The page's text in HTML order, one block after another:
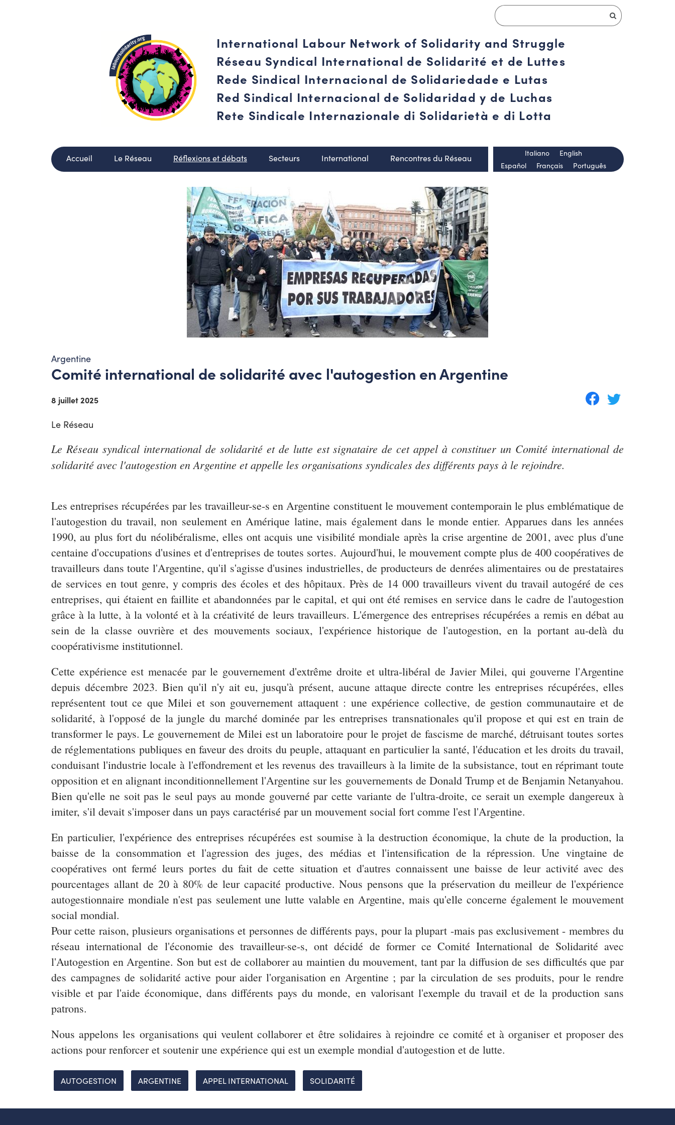
International Labour Network of Solidarity and Struggle
Réseau Syndical International de Solidarité et de Luttes
Rede Sindical Internacional de Solidariedade e Lutas
Red Sindical Internacional de Solidaridad y de Luchas
Rete Sindicale Internazionale di Solidarietà e di Lotta
Accueil Le Réseau Réflexions et débats Secteurs International Rencontres du Réseau
Español Français Português
Italiano English
Argentine
Comité international de solidarité avec l'autogestion en Argentine
8 juillet 2025
Le Réseau
Le Réseau syndical international de solidarité et de lutte est signataire de cet appel à constituer un Comité international de
solidarité avec l'autogestion en Argentine et appelle les organisations syndicales des différents pays à le rejoindre.
Les entreprises récupérées par les travailleur-se-s en Argentine constituent le mouvement contemporain le plus emblématique de
l'autogestion du travail, non seulement en Amérique latine, mais également dans le monde entier. Apparues dans les années
1990, au plus fort du néolibéralisme, elles ont acquis une visibilité mondiale après la crise argentine de 2001, avec plus d'une
centaine d'occupations d'usines et d'entreprises de toutes sortes. Aujourd'hui, le mouvement compte plus de 400 coopératives de
travailleurs dans toute l'Argentine, qu'il s'agisse d'usines industrielles, de producteurs de denrées alimentaires ou de prestataires
de services en tout genre, y compris des écoles et des hôpitaux. Près de 14 000 travailleurs vivent du travail autogéré de ces
entreprises, qui étaient en faillite et abandonnées par le capital, et qui ont été remises en service dans le cadre de l'autogestion
grâce à la lutte, à la volonté et à la créativité de leurs travailleurs. L'émergence des entreprises récupérées a remis en débat au
sein de la classe ouvrière et des mouvements sociaux, l'expérience historique de l'autogestion, en la portant au-delà du
coopérativisme institutionnel.
Cette expérience est menacée par le gouvernement d'extrême droite et ultra-libéral de Javier Milei, qui gouverne l'Argentine
depuis décembre 2023. Bien qu'il n'y ait eu, jusqu'à présent, aucune attaque directe contre les entreprises récupérées, elles
représentent tout ce que Milei et son gouvernement attaquent : une expérience collective, de gestion communautaire et de
solidarité, à l'opposé de la jungle du marché dominée par les entreprises transnationales qu'il propose et qui est en train de
transformer le pays. Le gouvernement de Milei est un laboratoire pour le projet de fascisme de marché, détruisant toutes sortes
de réglementations publiques en faveur des droits du peuple, attaquant en particulier la santé, l'éducation et les droits du travail,
conduisant l'industrie locale à l'effondrement et les revenus des travailleurs à la limite de la subsistance, tout en réprimant toute
opposition et en alignant inconditionnellement l'Argentine sur les gouvernements de Donald Trump et de Benjamin Netanyahou.
Bien qu'elle ne soit pas le seul pays au monde gouverné par cette variante de l'ultra-droite, ce serait un exemple dangereux à
imiter, s'il devait s'imposer dans un pays caractérisé par un mouvement social fort comme l'est l'Argentine.
En particulier, l'expérience des entreprises récupérées est soumise à la destruction économique, la chute de la production, la
baisse de la consommation et l'agression des juges, des médias et l'intensification de la répression. Une vingtaine de
coopératives ont fermé leurs portes du fait de cette situation et d'autres connaissent une baisse de leur activité avec des
pourcentages allant de 20 à 80% de leur capacité productive. Nous pensons que la préservation du meilleur de l'expérience
autogestionnaire mondiale n'est pas seulement une lutte valable en Argentine, mais qu'elle concerne également le mouvement
social mondial.
Pour cette raison, plusieurs organisations et personnes de différents pays, pour la plupart -mais pas exclusivement - membres du
réseau international de l'économie des travailleur-se-s, ont décidé de former ce Comité International de Solidarité avec
l'Autogestion en Argentine. Son but est de collaborer au maintien du mouvement, tant par la diffusion de ses difficultés que par
des campagnes de solidarité active pour aider l'organisation en Argentine ; par la circulation de ses produits, pour le rendre
visible et par l'aide économique, dans différents pays du monde, en valorisant l'exemple du travail et de la production sans
patrons.
Nous appelons les organisations qui veulent collaborer et être solidaires à rejoindre ce comité et à organiser et proposer des
actions pour renforcer et soutenir une expérience qui est un exemple mondial d'autogestion et de lutte.
AUTOGESTION ARGENTINE APPEL INTERNATIONAL SOLIDARITÉ